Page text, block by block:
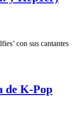
con sus cantantes
de K-Pop